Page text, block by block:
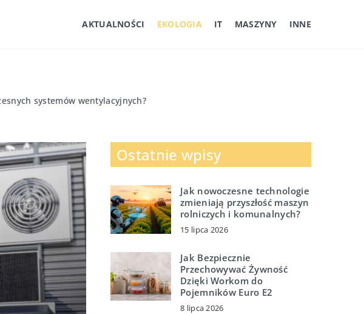
AKTUALNOŚCI EKOLOGIA IT MASZYNY INNE
systemów wentylacyjnych?
Ostatnie wpisy
Jak nowoczesne technologie
zmieniają przyszłość maszyn
rolniczych i komunalnych?
15 lipca 2026
Jak Bezpiecznie
Przechowywać Żywność
Dzięki Workom do
Pojemników Euro E2
8 lipca 2026